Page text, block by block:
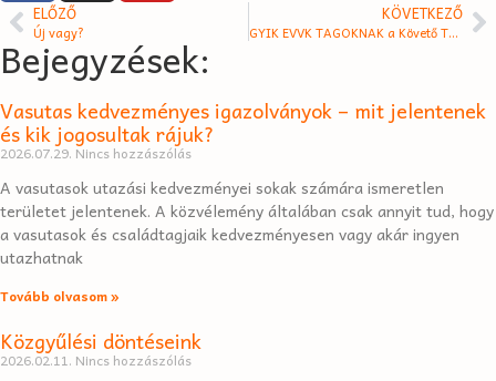
ELŐZŐ
Új vagy?
KÖVETKEZŐ
GYIK EVVK TAGOKNAK a Követő Támogató státuszról
Bejegyzések:
Vasutas kedvezményes igazolványok – mit jelentenek
és kik jogosultak rájuk?
2026.07.29. Nincs hozzászólás
A vasutasok utazási kedvezményei sokak számára ismeretlen
területet jelentenek. A közvélemény általában csak annyit tud, hogy
a vasutasok és családtagjaik kedvezményesen vagy akár ingyen
utazhatnak
Tovább olvasom »
Közgyűlési döntéseink
2026.02.11. Nincs hozzászólás